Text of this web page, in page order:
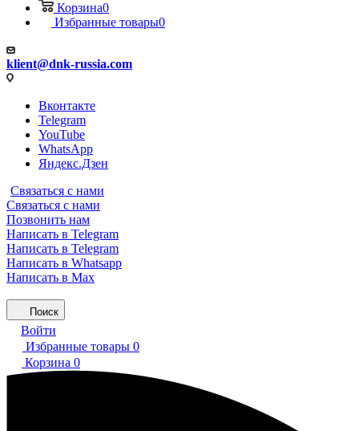
Корзина0
Избранные товары0
klient@dnk-russia.com
Вконтакте
Telegram
YouTube
WhatsApp
Яндекс.Дзен
Связаться с нами
Связаться с нами
Позвонить нам
Написать в Telegram
Написать в Telegram
Написать в Whatsapp
Написать в Max
Поиск
Войти
Избранные товары 0
Корзина 0